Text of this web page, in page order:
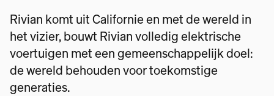
Rivian komt uit Californie en met de wereld in
het vizier, bouwt Rivian volledig elektrische
voertuigen met een gemeenschappelijk doel:
de wereld behouden voor toekomstige
generaties.